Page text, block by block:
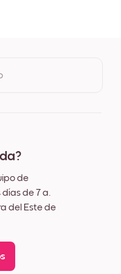
de
de 7 a.
del Este de